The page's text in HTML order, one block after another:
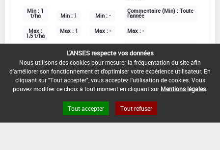
Min : 1
t/ha
Max :
1,5 t/ha
Min : 1
Max : 1
Min : -
Max : -
Commentaire (Min) : Toute
l'année
Max : -
Toute l'année
DATE D'AUTORISATION DE L'USAGE :
22/08/2016
COMMENTAIRE :
Grandes cultures, forêt, pâtures, maraîchage,
L'ANSES respecte vos données
Nous utilisons des cookies pour mesurer la fréquentation du site afin
d'améliorer son fonctionnement et d'optimiser votre expérience utilisateur. En
cliquant sur "Tout accepter", vous acceptez l'utilisation de cookies. Vous
pouvez modifier ce choix à tout moment en cliquant sur Mentions légales
Tout accepter Tout refuser